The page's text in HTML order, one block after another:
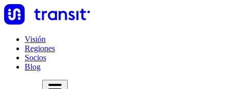
Visión
Regiones
Socios
Blog